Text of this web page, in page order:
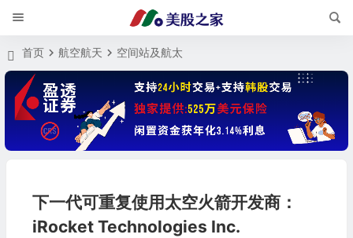
首页 航空航天 空间站及航太
下一代可重复使用太空火箭开发商：
iRocket Technologies Inc.